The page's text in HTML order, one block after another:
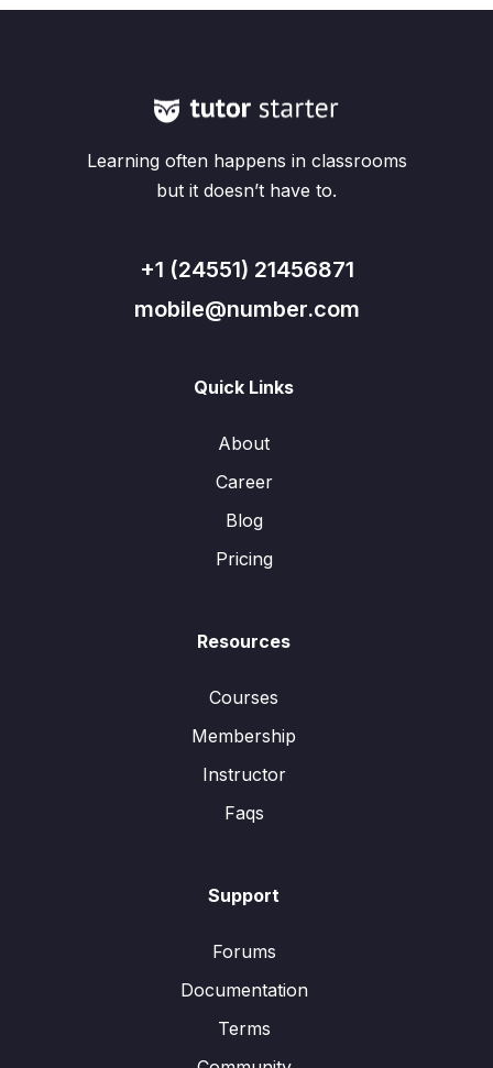
Learning often happens in classrooms
but it doesn’t have to.
+1 (24551) 21456871
mobile@number.com
Quick Links
About
Career
Blog
Pricing
Resources
Courses
Membership
Instructor
Faqs
Support
Forums
Documentation
Terms